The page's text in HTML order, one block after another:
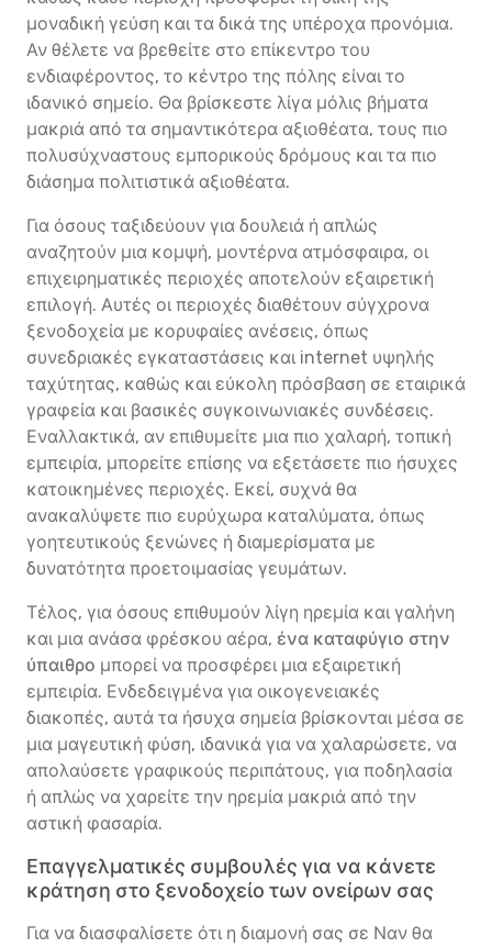
μοναδική γεύση και τα δικά της υπέροχα προνόμια.
Αν θέλετε να βρεθείτε στο επίκεντρο του
ενδιαφέροντος, το κέντρο της πόλης είναι το
ιδανικό σημείο. Θα βρίσκεστε λίγα μόλις βήματα
μακριά από τα σημαντικότερα αξιοθέατα, τους πιο
πολυσύχναστους εμπορικούς δρόμους και τα πιο
διάσημα πολιτιστικά αξιοθέατα.
Για όσους ταξιδεύουν για δουλειά ή απλώς
αναζητούν μια κομψή, μοντέρνα ατμόσφαιρα, οι
επιχειρηματικές περιοχές αποτελούν εξαιρετική
επιλογή. Αυτές οι περιοχές διαθέτουν σύγχρονα
ξενοδοχεία με κορυφαίες ανέσεις, όπως
συνεδριακές εγκαταστάσεις και internet υψηλής
ταχύτητας, καθώς και εύκολη πρόσβαση σε εταιρικά
γραφεία και βασικές συγκοινωνιακές συνδέσεις.
Εναλλακτικά, αν επιθυμείτε μια πιο χαλαρή, τοπική
εμπειρία, μπορείτε επίσης να εξετάσετε πιο ήσυχες
κατοικημένες περιοχές. Εκεί, συχνά θα
ανακαλύψετε πιο ευρύχωρα καταλύματα, όπως
γοητευτικούς ξενώνες ή διαμερίσματα με
δυνατότητα προετοιμασίας γευμάτων.
Τέλος, για όσους επιθυμούν λίγη ηρεμία και γαλήνη
και μια ανάσα φρέσκου αέρα, ένα καταφύγιο στην
ύπαιθρο μπορεί να προσφέρει μια εξαιρετική
εμπειρία. Ενδεδειγμένα για οικογενειακές
διακοπές, αυτά τα ήσυχα σημεία βρίσκονται μέσα σε
μια μαγευτική φύση, ιδανικά για να χαλαρώσετε, να
απολαύσετε γραφικούς περιπάτους, για ποδηλασία
ή απλώς να χαρείτε την ηρεμία μακριά από την
αστική φασαρία.
Επαγγελματικές συμβουλές για να κάνετε
κράτηση στο ξενοδοχείο των ονείρων σας
Για να διασφαλίσετε ότι η διαμονή σας σε Ναν θα